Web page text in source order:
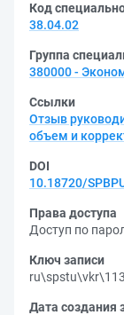
Код
38.04.02
Группа
380000 -
Ссылки
Отзыв
объем и
DOI
10.18720/
Права доступа
Доступ по
Ключ записи
Дата создания